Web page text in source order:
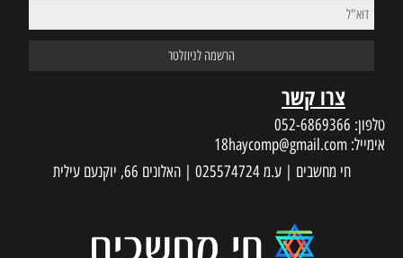
צרו קשר
טלפון: 052-6869366
אימייל: 18haycomp@gmail.com
חי מחשבים | ע.מ 025574724 | האלונים 66, יוקנעם עילית